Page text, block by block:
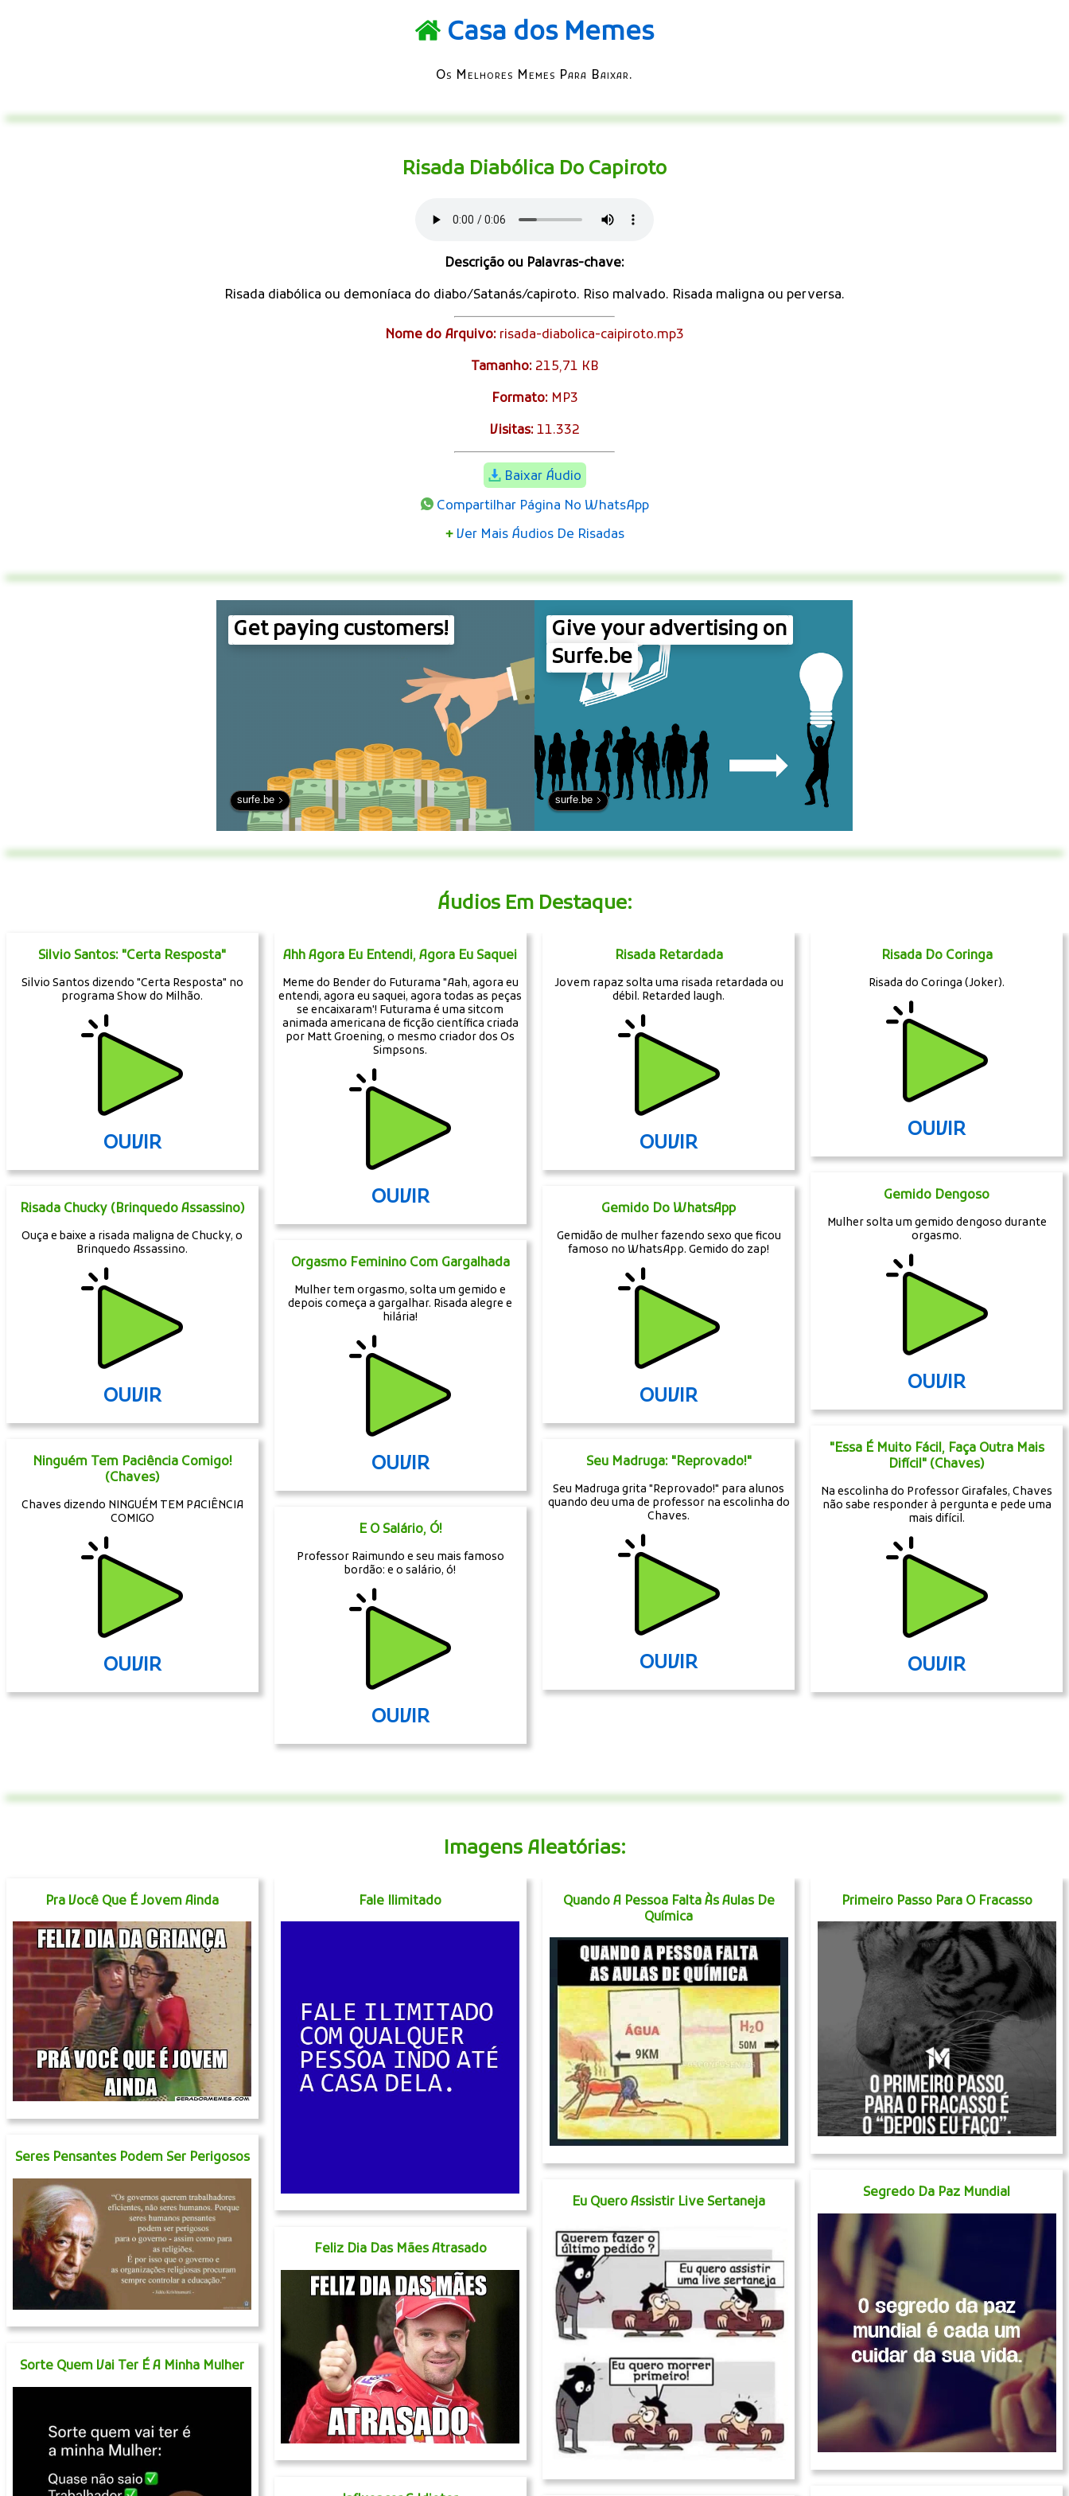
Casa dos Memes
Os Melhores Memes Para Baixar.
Risada Diabólica Do Capiroto
Descrição ou Palavras-chave:
Risada diabólica ou demoníaca do diabo/Satanás/capiroto. Riso malvado. Risada maligna ou perversa.
Nome do Arquivo: risada-diabolica-caipiroto.mp3
Tamanho:215,71 KB
Formato:MP3
Visitas:11.332
Baixar Áudio
Compartilhar Página No WhatsApp
+ Ver Mais Áudios De Risadas
Get paying customers!
surfe.be
Give your advertising on
Surfe.be
surfe.be
Áudios Em Destaque:
Silvio Santos: "Certa Resposta"
Silvio Santos dizendo "Certa Resposta" no
programa Show do Milhão.
OUVIR
Risada Chucky (Brinquedo Assassino)
Ouça e baixe a risada maligna de Chucky, o
Brinquedo Assassino.
OUVIR
Ninguém Tem Paciência Comigo!
(Chaves)
Chaves dizendo NINGUÉM TEM PACIÊNCIA
COMIGO
OUVIR
Ahh Agora Eu Entendi, Agora Eu Saquei
Meme do Bender do Futurama "Aah, agora eu
entendi, agora eu saquei, agora todas as peças
se encaixaram'! Futurama é uma sitcom
animada americana de ficção científica criada
por Matt Groening, o mesmo criador dos Os
Simpsons.
OUVIR
Orgasmo Feminino Com Gargalhada
Mulher tem orgasmo, solta um gemido e
depois começa a gargalhar. Risada alegre e
hilária!
OUVIR
E O Salário, Ó!
Professor Raimundo e seu mais famoso
bordão: e o salário, ó!
OUVIR
Risada Retardada
Jovem rapaz solta uma risada retardada ou
débil. Retarded laugh.
OUVIR
Gemido Do WhatsApp
Gemidão de mulher fazendo sexo que ficou
famoso no WhatsApp. Gemido do zap!
OUVIR
Seu Madruga: "Reprovado!"
Seu Madruga grita "Reprovado!" para alunos
quando deu uma de professor na escolinha do
Chaves.
OUVIR
Risada Do Coringa
Risada do Coringa (Joker).
OUVIR
Gemido Dengoso
Mulher solta um gemido dengoso durante
orgasmo.
OUVIR
"Essa É Muito Fácil, Faça Outra Mais
Difícil" (Chaves)
Na escolinha do Professor Girafales, Chaves
não sabe responder à pergunta e pede uma
mais difícil.
OUVIR
Imagens Aleatórias:
Pra Você Que É Jovem Ainda
Seres Pensantes Podem Ser Perigosos
Sorte Quem Vai Ter É A Minha Mulher
Fale Ilimitado
Feliz Dia Das Mães Atrasado
Quando A Pessoa Falta Às Aulas De
Química
Eu Quero Assistir Live Sertaneja
Primeiro Passo Para O Fracasso
Segredo Da Paz Mundial